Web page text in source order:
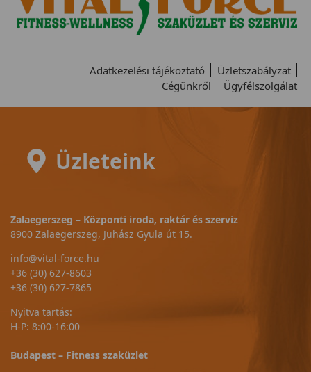
Adatkezelési tájékoztató
Üzletszabályzat
Cégünkről
Ügyfélszolgálat
Üzleteink
Zalaegerszeg – Központi iroda, raktár és szerviz
8900 Zalaegerszeg, Juhász Gyula út 15.
info@vital-force.hu
+36 (30) 627-8603
+36 (30) 627-7865
Nyitva tartás:
H-P: 8:00-16:00
Budapest – Fitness szaküzlet